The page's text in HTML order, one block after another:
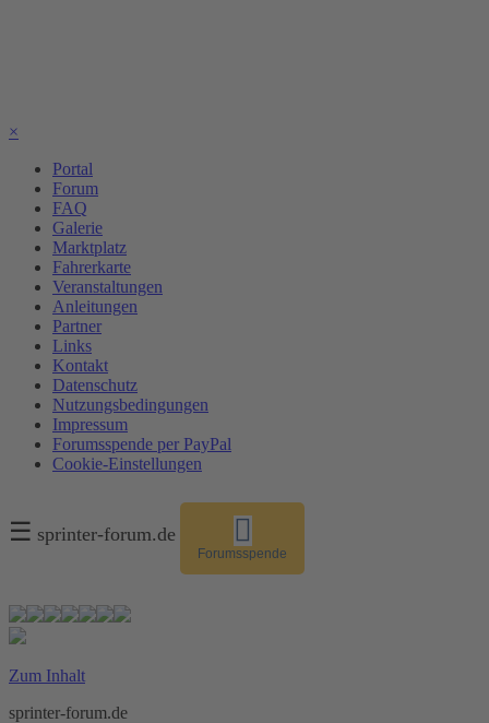
×
Portal
Forum
FAQ
Galerie
Marktplatz
Fahrerkarte
Veranstaltungen
Anleitungen
Partner
Links
Kontakt
Datenschutz
Nutzungsbedingungen
Impressum
Forumsspende per PayPal
Cookie-Einstellungen
☰ sprinter-forum.de
Forumsspende
Zum Inhalt
sprinter-forum.de